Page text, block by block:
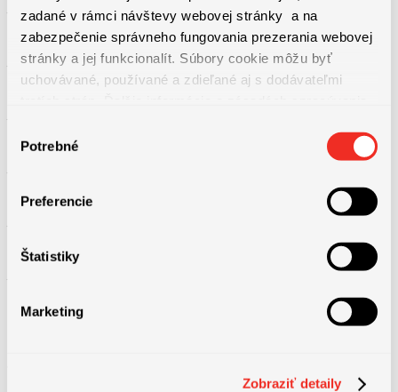
zadané v rámci návštevy webovej stránky a na
zabezpečenie správneho fungovania prezerania webovej
stránky a jej funkcionalít. Súbory cookie môžu byť
uchovávané, používané a zdieľané aj s dodávateľmi
osobných údajov
súhlasu
Potrebné
Preferencie
Štatistiky
Marketing
Zobraziť detaily
– obratové bonusy,
– firemný telefón,